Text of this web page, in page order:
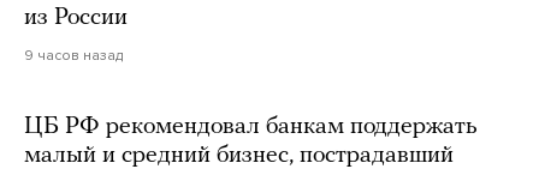
из России
9 часов назад
ЦБ РФ рекомендовал банкам поддержать
малый и средний бизнес, пострадавший